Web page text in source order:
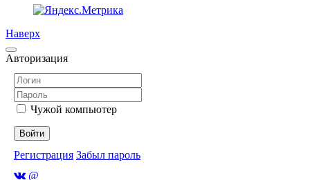
Наверх
Авторизация
Чужой компьютер
Войти
Регистрация Забыл пароль
@